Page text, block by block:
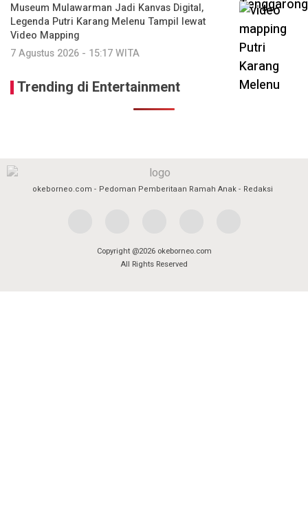
Museum Mulawarman Jadi Kanvas Digital,
Legenda Putri Karang Melenu Tampil lewat
Video Mapping
7 Agustus 2026 - 15:17 WITA
Trending di Entertainment
okeborneo.com Pedoman Pemberitaan Ramah Anak Redaksi
Copyright @2026 okeborneo.com
All Rights Reserved